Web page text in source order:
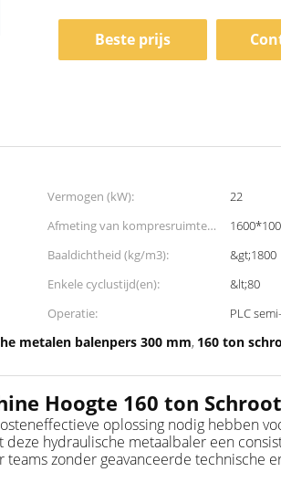
Beste prijs
Vermogen (kW):
22
Afmeting van kompresruimte
(L*B*H) (mm):
Baaldichtheid (kg/m3):
&gt;1800
Enkele cyclustijd(en):
&lt;80
Operatie:
PLC
metalen balenpers 300 mm, 160 ton
Hoogte 160 ton
oplossing nodig hebben
hydraulische metaalbaler een
zonder geavanceerde technische